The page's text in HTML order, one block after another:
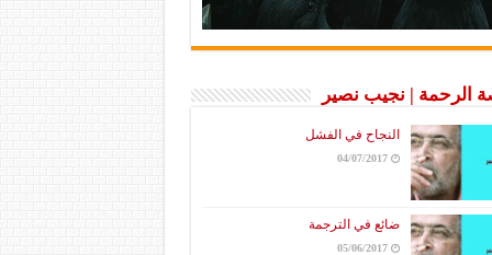
الرحمة | نجيب نصير
النجاح في الفشل
04/07/2017
ضائع في الترجمة
05/06/2017